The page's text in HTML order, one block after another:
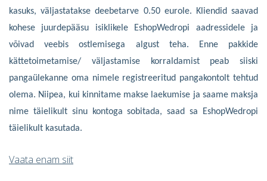
kasuks, väljastatakse deebetarve 0.50 eurole. Kliendid saavad
kohese juurdepääsu isiklikele EshopWedropi aadressidele ja
võivad veebis ostlemisega algust teha. Enne pakkide
kättetoimetamise/ väljastamise korraldamist peab siiski
pangaülekanne oma nimele registreeritud pangakontolt tehtud
olema. Niipea, kui kinnitame makse laekumise ja saame maksja
nime täielikult sinu kontoga sobitada, saad sa EshopWedropi
täielikult kasutada.
Vaata enam siit